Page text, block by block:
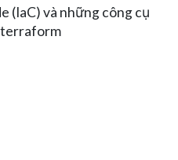
(IaC) và những công cụ
terraform